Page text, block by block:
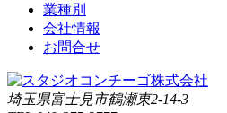
業種別
会社情報
お問合せ
埼玉県富士見市鶴瀬東2-14-3